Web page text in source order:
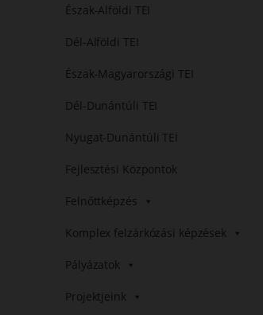
Észak-Alföldi TEI
Dél-Alföldi TEI
Észak-Magyarországi TEI
Dél-Dunántúli TEI
Nyugat-Dunántúli TEI
Fejlesztési Központok
Felnőttképzés
Komplex felzárkózási képzések
Pályázatok
Projektjeink